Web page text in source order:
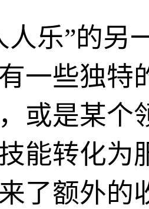
人乐”的另
一些独特
或是某个
能转化为
了额外的